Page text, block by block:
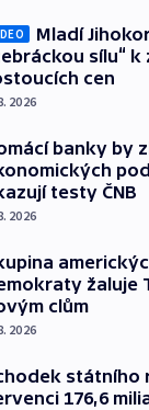
Mladí
sílu“
cen
2026
banky by
testy ČNB
2026
žaluje
clům
2026
státního
176,6